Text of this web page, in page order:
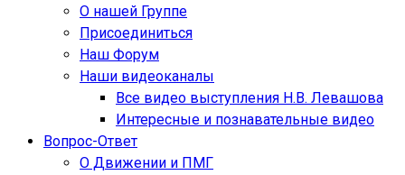
О нашей Группе
Присоединиться
Наш Форум
Наши видеоканалы
Все видео выступления Н.В. Левашова
Интересные и познавательные видео
Вопрос-Ответ
О Движении и ПМГ